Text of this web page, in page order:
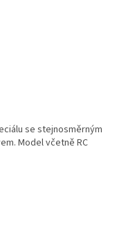
se stejnosměrným
Model včetně RC